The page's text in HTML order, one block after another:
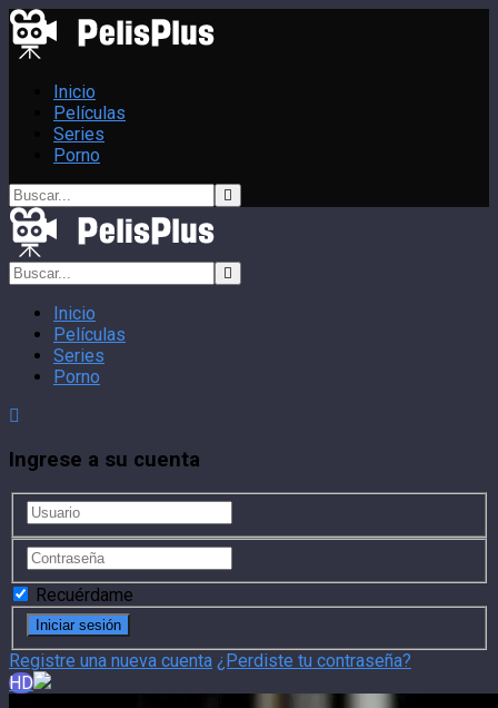
Inicio
Películas
Series
Porno
Inicio
Películas
Series
Porno
Ingrese a su cuenta
Recuérdame
Registre una nueva cuenta ¿Perdiste tu contraseña?
HD